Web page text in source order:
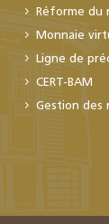
Réforme du
Monnaie
Ligne de
CERT-BAM
Gestion des